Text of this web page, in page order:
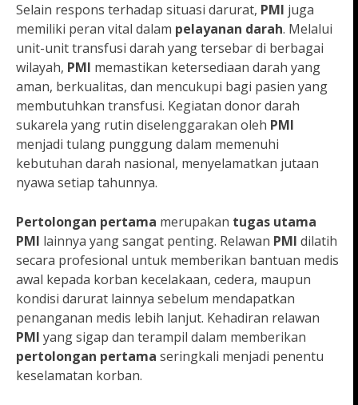
Selain respons terhadap situasi darurat, PMI juga
memiliki peran vital dalam pelayanan darah. Melalui
unit-unit transfusi darah yang tersebar di berbagai
wilayah, PMI memastikan ketersediaan darah yang
aman, berkualitas, dan mencukupi bagi pasien yang
membutuhkan transfusi. Kegiatan donor darah
sukarela yang rutin diselenggarakan oleh PMI
menjadi tulang punggung dalam memenuhi
kebutuhan darah nasional, menyelamatkan jutaan
nyawa setiap tahunnya.
Pertolongan pertama merupakan tugas utama
PMI lainnya yang sangat penting. Relawan PMI dilatih
secara profesional untuk memberikan bantuan medis
awal kepada korban kecelakaan, cedera, maupun
kondisi darurat lainnya sebelum mendapatkan
penanganan medis lebih lanjut. Kehadiran relawan
PMI yang sigap dan terampil dalam memberikan
pertolongan pertama seringkali menjadi penentu
keselamatan korban.